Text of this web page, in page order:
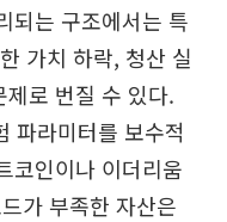
되는 구조에서는 특
가치 하락, 청산 실
로 번질 수 있다.
파라미터를 보수적
코인이나 이더리움
가 부족한 자산은